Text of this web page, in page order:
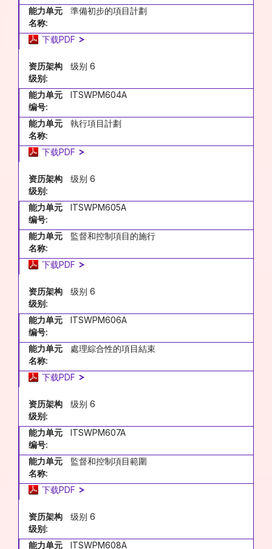
能力单元
名称:
準備初步的項目計劃
下载PDF
资历架构
级别:
级别 6
能力单元
编号:
ITSWPM604A
能力单元
名称:
執行項目計劃
下载PDF
资历架构
级别:
级别 6
能力单元
编号:
ITSWPM605A
能力单元
名称:
監督和控制項目的施行
下载PDF
资历架构
级别:
级别 6
能力单元
编号:
ITSWPM606A
能力单元
名称:
處理綜合性的項目結束
下载PDF
资历架构
级别:
级别 6
能力单元
编号:
ITSWPM607A
能力单元
名称:
監督和控制項目範圍
下载PDF
资历架构
级别:
级别 6
能力单元 ITSWPM608A